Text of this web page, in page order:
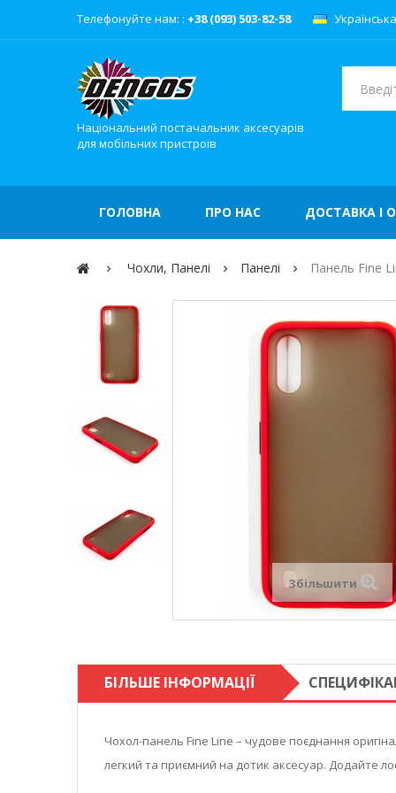
Телефонуйте нам: : +38 (093) 503-82-58 Українська
Національний постачальник аксесуарів
для мобільних пристроїв
ГОЛОВНА ПРО НАС ДОСТАВКА І
Чохли, Панелі Панелі Панель Fine
Збільшити
БІЛЬШЕ ІНФОРМАЦІЇ
Чохол-панель Fine Line – чудове поєднання
легкий та приємний на дотик аксесуар. Додайте